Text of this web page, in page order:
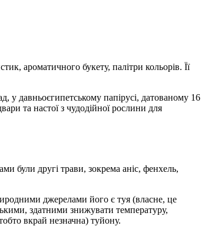
ароматичного букету, палітри кольорів. Її
у давньоєгипетському папірусі, датованому 16
та настої з чудодійної рослини для
були другі трави, зокрема аніс, фенхель,
джерелами його є туя (власне, це
здатними знижувати температуру,
вкрай незначна) туйону.